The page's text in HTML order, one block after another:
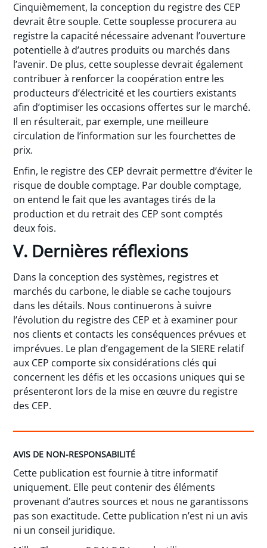
Cinquièmement, la conception du registre des CEP
devrait être souple. Cette souplesse procurera au
registre la capacité nécessaire advenant l’ouverture
potentielle à d’autres produits ou marchés dans
l’avenir. De plus, cette souplesse devrait également
contribuer à renforcer la coopération entre les
producteurs d’électricité et les courtiers existants
afin d’optimiser les occasions offertes sur le marché.
Il en résulterait, par exemple, une meilleure
circulation de l’information sur les fourchettes de
prix.
Enfin, le registre des CEP devrait permettre d’éviter le
risque de double comptage. Par double comptage,
on entend le fait que les avantages tirés de la
production et du retrait des CEP sont comptés
deux fois.
V. Dernières réflexions
Dans la conception des systèmes, registres et
marchés du carbone, le diable se cache toujours
dans les détails. Nous continuerons à suivre
l’évolution du registre des CEP et à examiner pour
nos clients et contacts les conséquences prévues et
imprévues. Le plan d’engagement de la SIERE relatif
aux CEP comporte six considérations clés qui
concernent les défis et les occasions uniques qui se
présenteront lors de la mise en œuvre du registre
des CEP.
AVIS DE NON-RESPONSABILITÉ
Cette publication est fournie à titre informatif
uniquement. Elle peut contenir des éléments
provenant d’autres sources et nous ne garantissons
pas son exactitude. Cette publication n’est ni un avis
ni un conseil juridique.